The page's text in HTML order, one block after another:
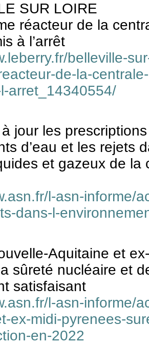
SUR LOIRE
réacteur de la
à l’arrêt
belleville-
de-la-
arret_14340554/
à jour les
d’eau et les rejets
et gazeux de la
l-asn-informe/
dans-l-
Aquitaine et
sûreté nucléaire et
satisfaisant
l-asn-informe/
ex-midi-pyrenees-
en-2022